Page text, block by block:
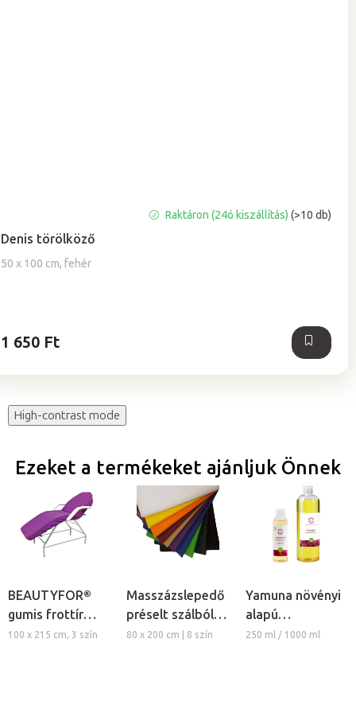
Denis törölköző
50 x 100 cm, fehér
termék
átlagos
értékelése
Raktáron (24ó kiszállítás)(>10 db)
1 650 Ft
High-contrast mode
Ezeket a termékeket ajánljuk Önnek
BEAUTYFOR®
gumis frottír
kozmetikai
100 x 215 cm, 3 szín
Masszázslepedő
préselt szálból,
5db
80 x 200 cm | 8 szín
Yamuna növényi
alapú
masszázsolaj -
250 ml / 1000 ml